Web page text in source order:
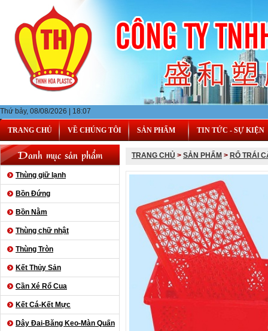
Thứ bảy, 08/08/2026 | 18:07
TRANG CHỦ VỀ CHÚNG TÔI SẢN PHẨM TIN TỨC - SỰ KIỆN
Danh mục sản phẩm
Thùng giữ lạnh
Bồn Đứng
Bồn Nằm
Thùng chữ nhật
Thùng Tròn
Kết Thủy Sản
Cần Xé Rổ Cua
Kết Cá-Kết Mực
Dây Đai-Băng Keo-Màn Quấn
TRANG CHỦ > SẢN PHẨM > RỔ TRÁI